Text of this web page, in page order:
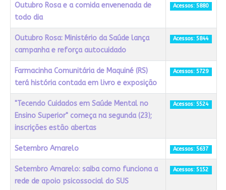
Outubro Rosa e a comida envenenada de
todo dia
Acessos: 5880
Outubro Rosa: Ministério da Saúde lança
campanha e reforça autocuidado
Acessos: 5844
Farmacinha Comunitária de Maquiné (RS)
terá história contada em livro e exposição
Acessos: 5729
"Tecendo Cuidados em Saúde Mental no
Ensino Superior" começa na segunda (23);
inscrições estão abertas
Acessos: 5524
Setembro Amarelo Acessos: 5637
Setembro Amarelo: saiba como funciona a
rede de apoio psicossocial do SUS
Acessos: 5152